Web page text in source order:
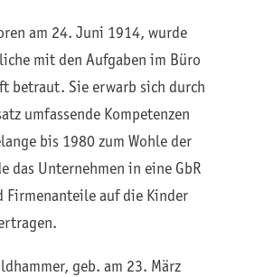
am 24. Juni 1914, wurde
mit den Aufgaben im Büro
betraut. Sie erwarb sich durch
umfassende Kompetenzen
bis 1980 zum Wohle der
das Unternehmen in eine GbR
Firmenanteile auf die Kinder
geb. am 23. März